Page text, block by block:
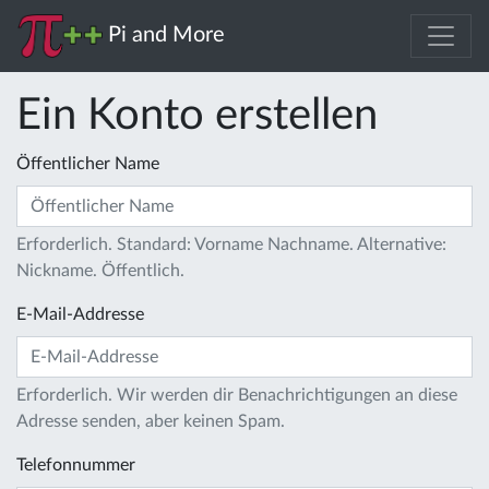
Pi and More
Ein Konto erstellen
Öffentlicher Name
Erforderlich. Standard: Vorname Nachname. Alternative:
Nickname. Öffentlich.
E-Mail-Addresse
Erforderlich. Wir werden dir Benachrichtigungen an diese
Adresse senden, aber keinen Spam.
Telefonnummer